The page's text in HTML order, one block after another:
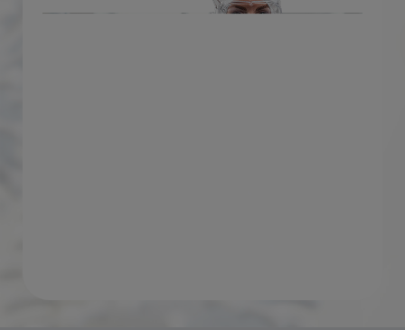
ครั้ง ทางบริษัทได้มีการติดตามสถานการณ์อย่าง